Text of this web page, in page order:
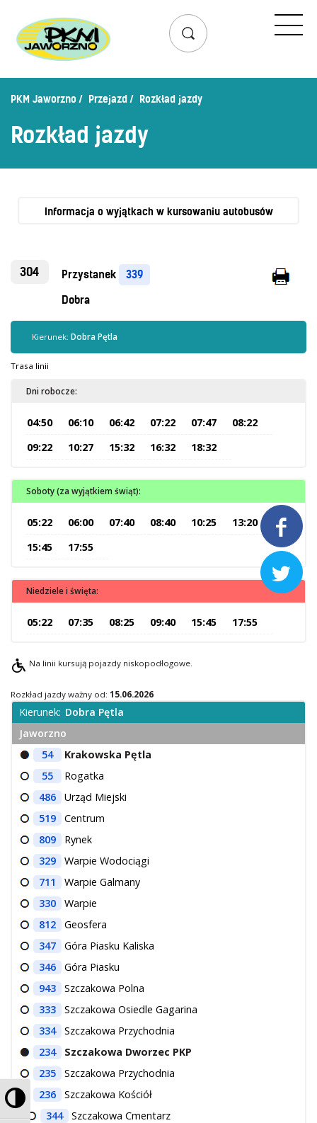
Przełącz wysoki kontrast


Przejazd
Lista przystanków
Zaplanuj podróż – wyszukiwarka połączeń
Mapa przystanków i połączeń
Schemat linii nocnych
Bilety
Uprawnienia do ulg
Regulamin przewozów
Sklep internetowy
Uwagi i wnioski
Ochrona danych osobowych
PKM Jaworzno Przejazd Rozkład jazdy
Rozkład jazdy
Informacja o wyjątkach w kursowaniu autobusów
304 Przystanek 339
Dobra
Kierunek: Dobra Pętla
Trasa linii
Dni robocze:
04:50 06:10 06:42 07:22 07:47
08:22
09:22
10:27 15:32 16:32 18:32
Soboty (za wyjątkiem świąt):
05:22 06:00 07:40 08:40 10:25
13:20
15:45
17:55
Niedziele i święta:
05:22 07:35 08:25 09:40 15:45 17:55
Na linii kursują pojazdy niskopodłogowe.
Rozkład jazdy ważny od: 15.06.2026
Kierunek: Dobra Pętla
Jaworzno
54
Krakowska Pętla
55
Rogatka
486
Urząd Miejski
519
Centrum
809
Rynek
329
Warpie Wodociągi
711
Warpie Galmany
330
Warpie
812
Geosfera
347
Góra Piasku Kaliska
346
Góra Piasku
943
Szczakowa Polna
333
Szczakowa Osiedle Gagarina
334
Szczakowa Przychodnia
234
Szczakowa Dworzec PKP
235
Szczakowa Przychodnia
236
Szczakowa Kościół
344
Szczakowa Cmentarz